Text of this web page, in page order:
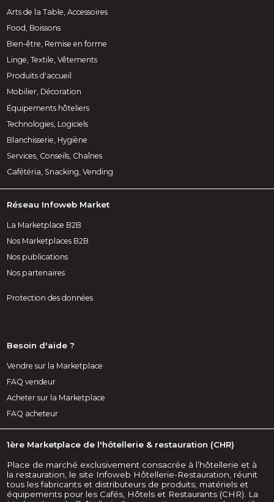
Arts de la Table, Accessoires
Food, Boissons
Bien-être, Remise en forme
Linge, Textile, Vêtements
Produits d'accueil
Mobilier, Décoration
Équipements hôteliers
Technologies, Logiciels
Blanchisserie, Hygiène
Services, Conseils, Chaînes
Cafétéria, Snacking, Vending
Réseau Infoweb Market
La Marketplace B2B
Nos Marketplaces B2B
Nos publications
Nos partenaires
Protection des données
Besoin d'aide ?
Vendre sur la Marketplace
FAQ vendeur
Acheter sur la Marketplace
FAQ acheteur
1ère Marketplace de l'hôtellerie & restauration (CHR)
Place de marché exclusivement consacrée à l’hôtellerie et à
la restauration, le site Infoweb Hôtellerie-Restauration, réunit
tous les fabricants et distributeurs de produits, matériels et
équipements pour les Cafés, Hôtels et Restaurants (CHR). La